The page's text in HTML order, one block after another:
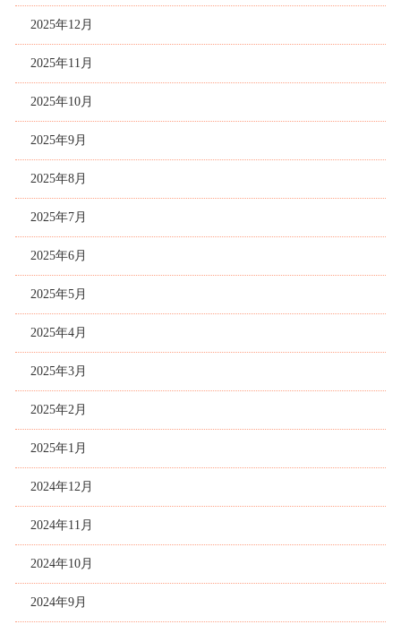
2025年12月
2025年11月
2025年10月
2025年9月
2025年8月
2025年7月
2025年6月
2025年5月
2025年4月
2025年3月
2025年2月
2025年1月
2024年12月
2024年11月
2024年10月
2024年9月